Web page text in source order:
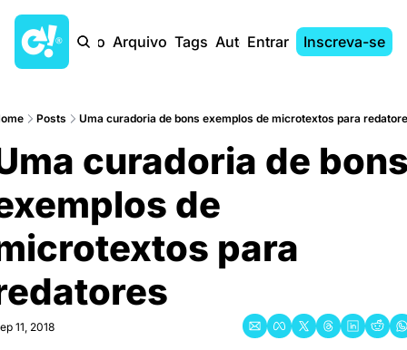
Início Arquivo Tags AutoresEntrar Inscreva-se
Posts Uma curadoria de bons exemplos de microtextos para
curadoria de
de
para
11, 2018